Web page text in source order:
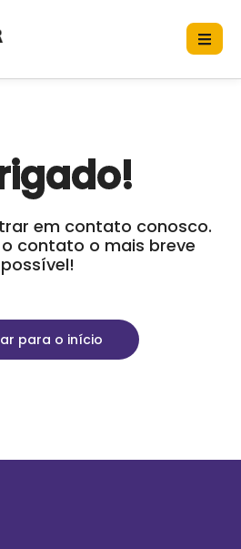
em contato conosco.
contato o mais breve
possível!
para o início